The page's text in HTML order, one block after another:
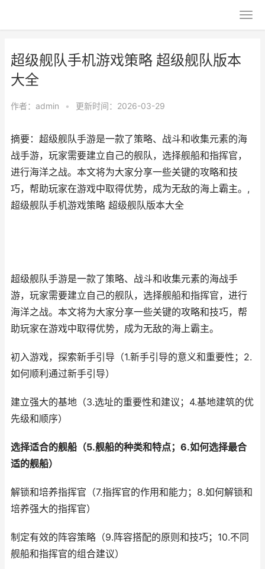
超级舰队手机游戏策略 超级舰队版本
大全
作者： admin • 更新时间：2026-03-29
摘要：超级舰队手游是一款了策略、战斗和收集元素的海
战手游，玩家需要建立自己的舰队，选择舰船和指挥官，
进行海洋之战。本文将为大家分享一些关键的攻略和技
巧，帮助玩家在游戏中取得优势，成为无敌的海上霸主。,
超级舰队手机游戏策略 超级舰队版本大全
超级舰队手游是一款了策略、战斗和收集元素的海战手
游，玩家需要建立自己的舰队，选择舰船和指挥官，进行
海洋之战。本文将为大家分享一些关键的攻略和技巧，帮
助玩家在游戏中取得优势，成为无敌的海上霸主。
初入游戏，探索新手引导（1.新手引导的意义和重要性；2.
如何顺利通过新手引导）
建立强大的基地（3.选址的重要性和建议；4.基地建筑的优
先级和顺序）
选择适合的舰船（5.舰船的种类和特点；6.如何选择最合
适的舰船）
解锁和培养指挥官（7.指挥官的作用和能力；8.如何解锁和
培养强大的指挥官）
制定有效的阵容策略（9.阵容搭配的原则和技巧；10.不同
舰船和指挥官的组合建议）